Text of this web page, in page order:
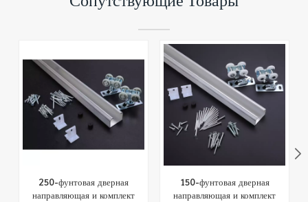
250-фунтовая дверная
направляющая и комплект
150-фунтовая дверная
направляющая и комплект